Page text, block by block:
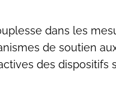
dans les
de soutien
des